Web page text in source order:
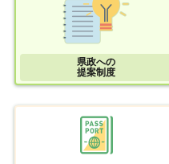
県政への
提案制度